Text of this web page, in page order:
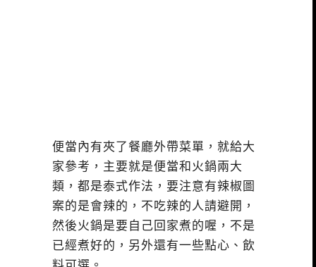
便當內有夾了餐廳外帶菜單，就給大
家參考，主要就是便當和火鍋兩大
類，都是泰式作法，要注意有辣椒圖
案的是會辣的，不吃辣的人請避開，
然後火鍋是要自己回家煮的喔，不是
已經煮好的，另外還有一些點心、飲